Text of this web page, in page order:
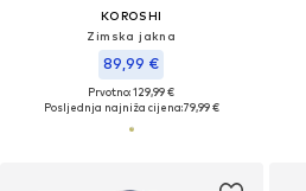
KOROSHI
Zimska jakna
89,99 €
Prvotno: 129,99 €
Posljednja najniža cijena:79,99 €